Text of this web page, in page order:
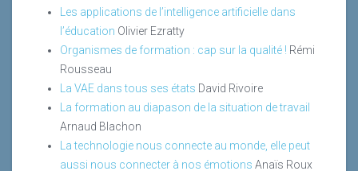
Les applications de l’intelligence artificielle dans
l’éducation Olivier Ezratty
Organismes de formation : cap sur la qualité ! Rémi
Rousseau
La VAE dans tous ses états David Rivoire
La formation au diapason de la situation de travail
Arnaud Blachon
La technologie nous connecte au monde, elle peut
aussi nous connecter à nos émotions Anaïs Roux